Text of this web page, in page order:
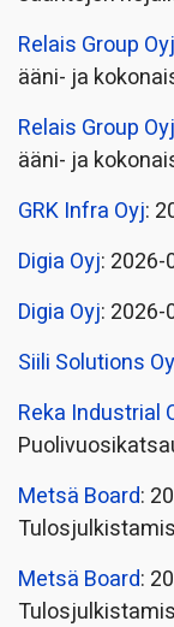
Relais Group Oyj
ääni- ja
Relais Group Oyj
ääni- ja
GRK Infra Oyj:
Digia Oyj:
Digia Oyj:
Siili Solutions
Reka Industrial
Metsä Board:
Metsä Board: